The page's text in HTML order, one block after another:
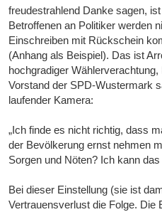
freudestrahlend Danke sagen,
Betroffenen an Politiker werden
Einschreiben mit Rückschein
(Anhang als Beispiel). Das ist
hochgradiger
Vor­stand der SPD-Wu­ster­mark
laufender Kamera:
„Ich fin­de es nicht rich­tig, dass
der Be­völ­ke­rung ernst neh­men
Sor­gen und Nö­ten? Ich kann
Bei dieser Einstellung (sie ist
Vertrauensverlust die Folge. Die